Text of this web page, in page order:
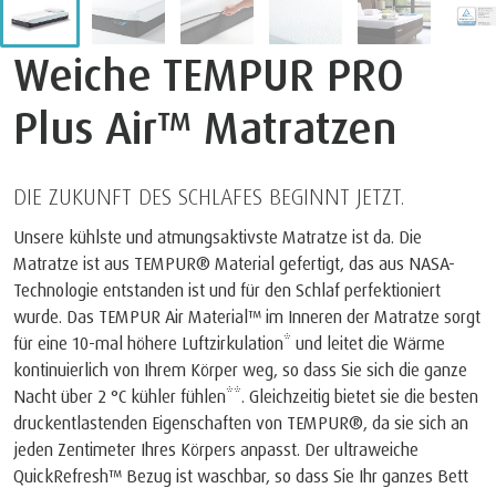
Weiche TEMPUR PRO
Plus Air™ Matratzen
DIE ZUKUNFT DES SCHLAFES BEGINNT JETZT.
Unsere kühlste und atmungsaktivste Matratze ist da. Die
Matratze ist aus TEMPUR® Material gefertigt, das aus NASA-
Technologie entstanden ist und für den Schlaf perfektioniert
wurde. Das TEMPUR Air Material™ im Inneren der Matratze sorgt
für eine 10-mal höhere Luftzirkulation* und leitet die Wärme
kontinuierlich von Ihrem Körper weg, so dass Sie sich die ganze
Nacht über 2 °C kühler fühlen**. Gleichzeitig bietet sie die besten
druckentlastenden Eigenschaften von TEMPUR®, da sie sich an
jeden Zentimeter Ihres Körpers anpasst. Der ultraweiche
QuickRefresh™ Bezug ist waschbar, so dass Sie Ihr ganzes Bett